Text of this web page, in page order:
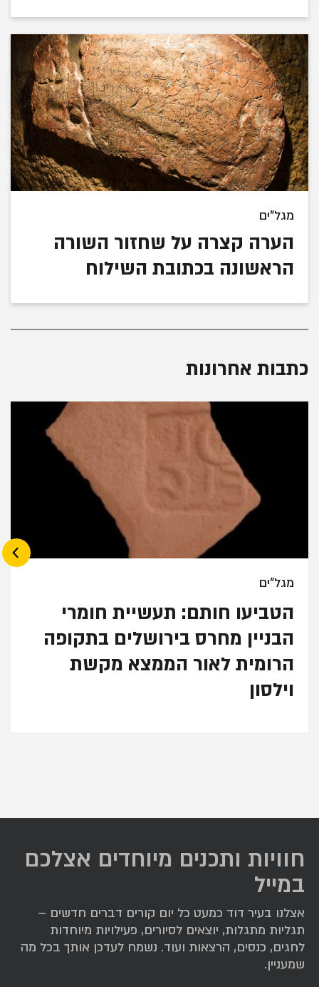
מגל"ים
הערה קצרה על שחזור השורה
הראשונה בכתובת השילוח
כתבות אחרונות
מגל"ים
הטביעו חותם: תעשיית חומרי
הבניין מחרס בירושלים בתקופה
הרומית לאור הממצא מקשת
וילסון
›
חוויות ותכנים מיוחדים אצלכם
במייל
אצלנו בעיר דוד כמעט כל יום קורים דברים חדשים –
תגליות מתגלות, יוצאים לסיורים, פעילויות מיוחדות
לחגים, כנסים, הרצאות ועוד. נשמח לעדכן אותך בכל מה
שמעניין.